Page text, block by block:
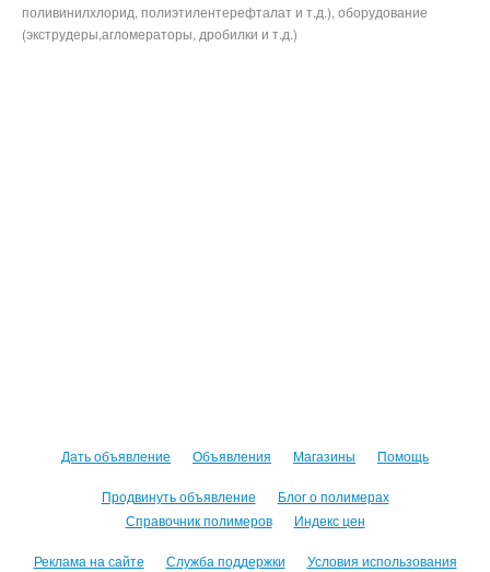
поливинилхлорид, полиэтилентерефталат и т.д.), оборудование
(экструдеры,агломераторы, дробилки и т.д.)
Дать объявление Объявления Магазины Помощь
Продвинуть объявление
Блог о полимерах
Справочник полимеров
Индекс цен
Реклама на сайте Служба поддержки Условия использования